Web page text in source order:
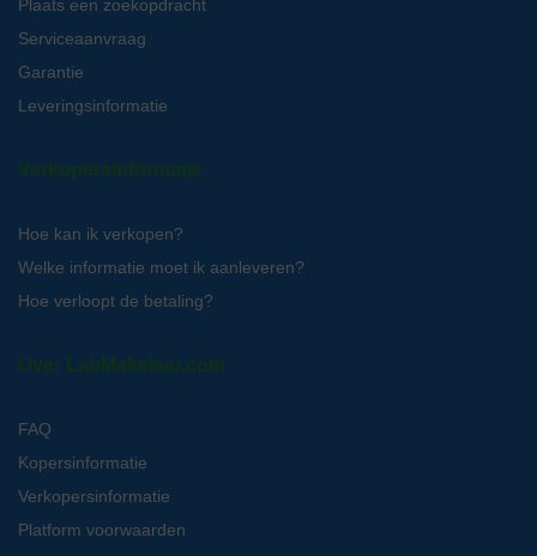
Plaats een zoekopdracht
Serviceaanvraag
Garantie
Leveringsinformatie
Verkopersinformatie
Hoe kan ik verkopen?
Welke informatie moet ik aanleveren?
Hoe verloopt de betaling?
Over LabMakelaar.com
FAQ
Kopersinformatie
Verkopersinformatie
Platform voorwaarden